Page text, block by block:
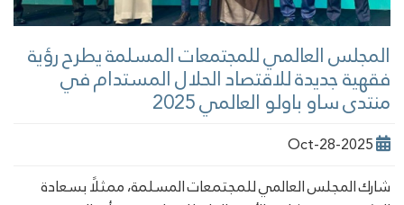
المجلس العالمي للمجتمعات المسلمة يطرح رؤية
فقهية جديدة للاقتصاد الحلال المستدام في
منتدى ساو باولو العالمي 2025
2025-Oct-28
شارك المجلس العالمي للمجتمعات المسلمة، ممثلًا بسعادة